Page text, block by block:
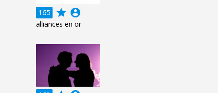
165 grade account_circle
alliances en or